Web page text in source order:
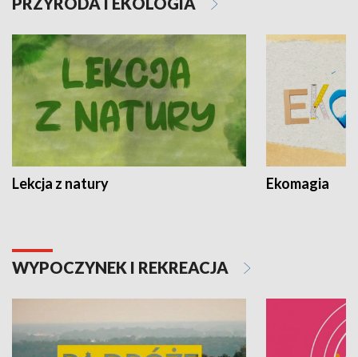
Lekcja z natury Ekomagia
WYPOCZYNEK I REKREACJA